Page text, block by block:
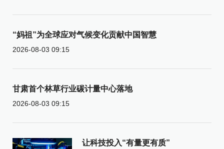
“妈祖”为全球应对气候变化贡献中国智慧
2026-08-03 09:15
甘肃首个林草行业碳计量中心落地
2026-08-03 09:15
让科技投入“有量更有质”